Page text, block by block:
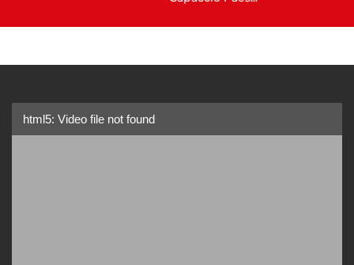
html5: Video file not found